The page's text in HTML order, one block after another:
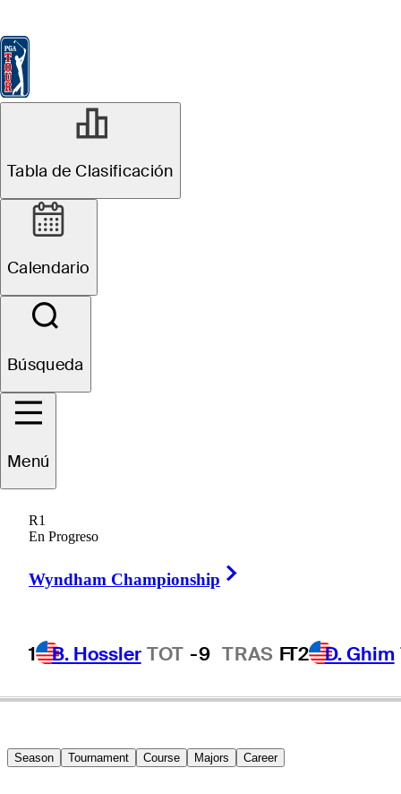
Tabla de Clasificación
Calendario
Búsqueda
Menú
R1
En Progreso
Wyndham Championship
1 B. Hossler TOT -9 TRAS FT2 D. Ghim
Sergio
SPAIN
Season Tournament Course Majors Career